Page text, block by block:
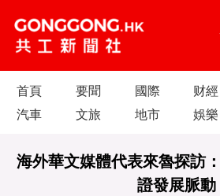
首頁 要聞 國際 财經
汽車
文旅 地市 娛樂
海外華文媒體代表來魯探訪
證發展脈動